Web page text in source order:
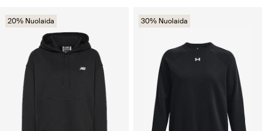
20% Nuolaida 30% Nuolaida